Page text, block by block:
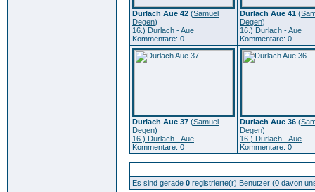
Durlach Aue 42 (Samuel
Degen)
16.) Durlach - Aue
Kommentare: 0
Durlach Aue 41 (
Degen)
16.) Durlach - Aue
Kommentare: 0
Durlach Aue 37 (Samuel
Degen)
16.) Durlach - Aue
Kommentare: 0
Durlach Aue 36 (
Degen)
16.) Durlach - Aue
Kommentare: 0
Es sind gerade 0 registrierte(r) Benutzer (0 davon